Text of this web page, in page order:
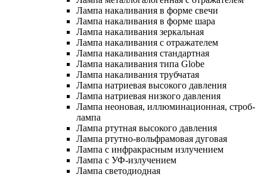
Лампа накаливания в форме свечи
Лампа накаливания в форме шара
Лампа накаливания зеркальная
Лампа накаливания с отражателем
Лампа накаливания стандартная
Лампа накаливания типа Globe
Лампа накаливания трубчатая
Лампа натриевая высокого давления
Лампа натриевая низкого давления
Лампа неоновая, иллюминационная, строб-
лампа
Лампа ртутная высокого давления
Лампа ртутно-вольфрамовая дуговая
Лампа с инфракрасным излучением
Лампа с УФ-излучением
Лампа светодиодная